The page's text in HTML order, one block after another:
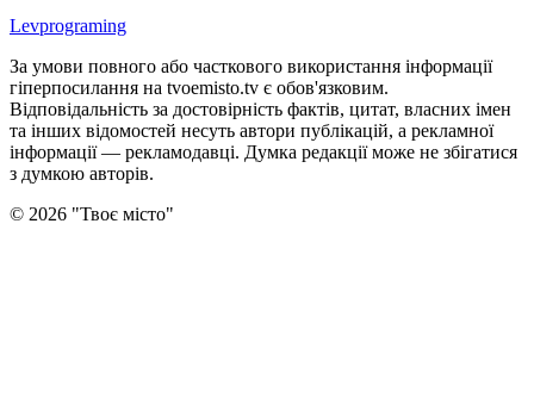
Levprograming
За умови повного або часткового використання iнформацiї
гіперпосилання на tvoemisto.tv є обов'язковим.
Відповідальність за достовірність фактів, цитат, власних імен
та інших відомостей несуть автори публікацій, а рекламної
інформації — рекламодавці. Думка редакцiї може не збiгатися
з думкою авторiв.
© 2026 "Твоє місто"